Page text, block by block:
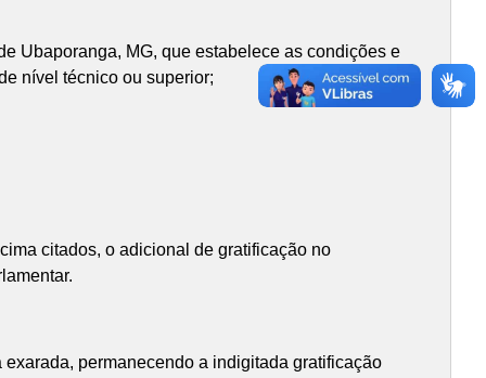
Ubaporanga, MG, que estabelece as condições e
nível técnico ou superior;
citados, o adicional de gratificação no
permanecendo a indigitada gratificação